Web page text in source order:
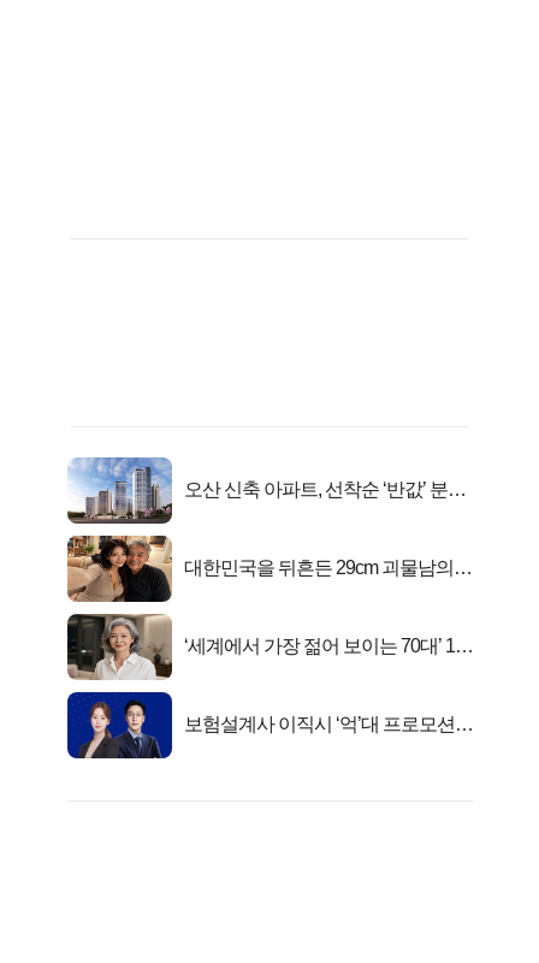
오산 신축 아파트, 선착순 ‘반값’ 분양
대한민국을 뒤흔든 29cm 괴물남의
‘세계에서 가장 젊어 보이는 70대’ 1위
보험설계사 이직시 ‘억’대 프로모션!